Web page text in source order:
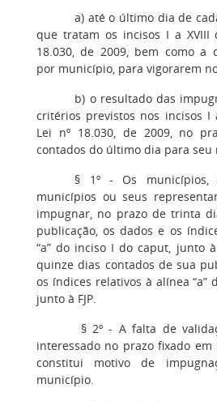
a) até o último dia de
que tratam os incisos I a XVIII
18.030, de 2009, bem como a
por município, para vigorarem
b) o resultado das
critérios previstos nos incisos I
Lei nº 18.030, de 2009, no
contados do último dia para seu
§ 1º - Os municípios,
municípios ou seus
impugnar, no prazo de trinta
publicação, os dados e os
“a” do inciso I do caput, junto
quinze dias contados de sua
os índices relativos à alínea “a”
junto à FJP.
§ 2º - A falta de
interessado no prazo fixado em
constitui motivo de
município.